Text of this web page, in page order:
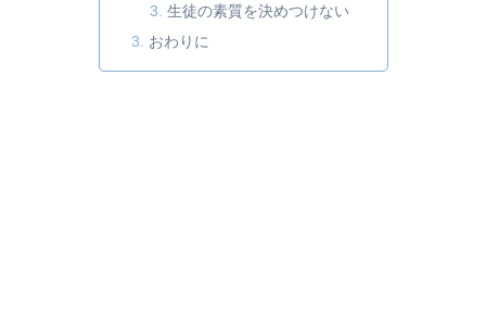
生徒の素質を決めつけない
おわりに